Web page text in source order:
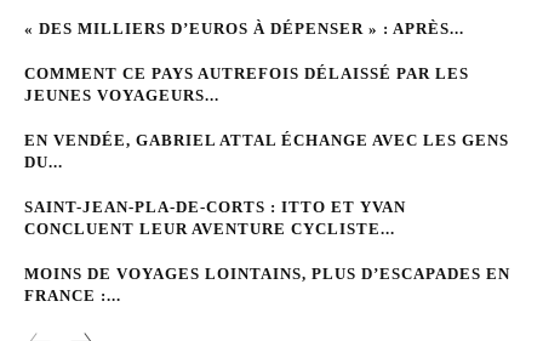
« DES MILLIERS D’EUROS À DÉPENSER » : APRÈS...
COMMENT CE PAYS AUTREFOIS DÉLAISSÉ PAR LES
JEUNES VOYAGEURS...
EN VENDÉE, GABRIEL ATTAL ÉCHANGE AVEC LES GENS
DU...
SAINT-JEAN-PLA-DE-CORTS : ITTO ET YVAN
CONCLUENT LEUR AVENTURE CYCLISTE...
MOINS DE VOYAGES LOINTAINS, PLUS D’ESCAPADES EN
FRANCE :...